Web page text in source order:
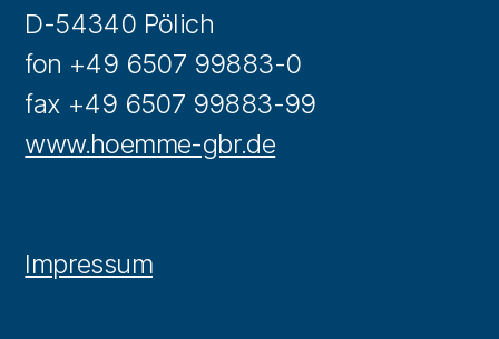
D-54340 Pölich
fon +49 6507 99883-0
fax +49 6507 99883-99
www.hoemme-gbr.de
Impressum